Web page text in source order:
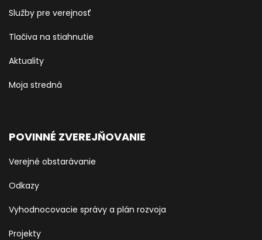
Služby pre verejnosť
Tlačiva na stiahnutie
Aktuality
Moja stredná
POVINNÉ ZVEREJŇOVANIE
Verejné obstarávanie
Odkazy
Vyhodnocovacie správy a plán rozvoja
Projekty